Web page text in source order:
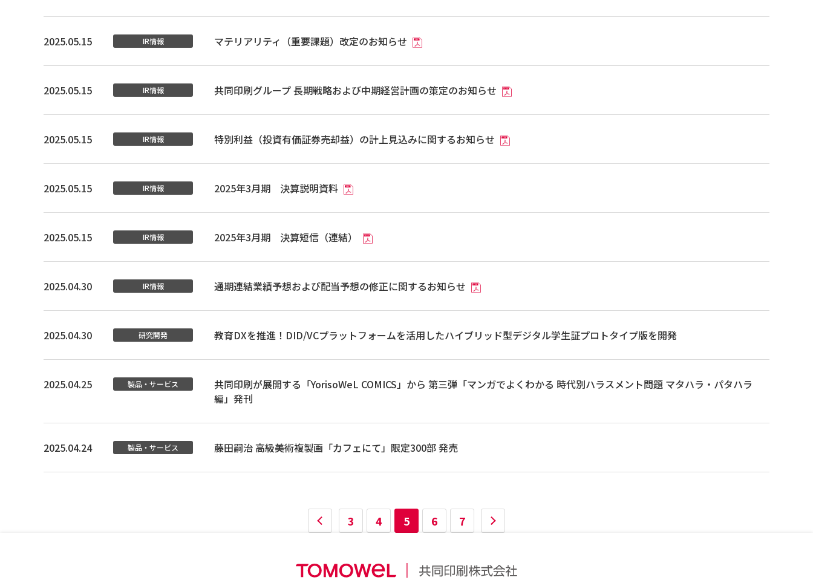
2025.05.15 IR情報 マテリアリティ（重要課題）改定のお知らせ
2025.05.15 IR情報 共同印刷グループ 長期戦略および中期経営計画の策定のお知らせ
2025.05.15 IR情報 特別利益（投資有価証券売却益）の計上見込みに関するお知らせ
2025.05.15 IR情報 2025年3月期 決算説明資料
2025.05.15 IR情報 2025年3月期 決算短信（連結）
2025.04.30 IR情報 通期連結業績予想および配当予想の修正に関するお知らせ
2025.04.30 研究開発 教育DXを推進！DID/VCプラットフォームを活用したハイブリッド型デジタル学生証プロトタイプ版を開発
2025.04.25 製品・サービス
共同印刷が展開する「YorisoWeL COMICS」から 第三弾「マンガでよくわかる 時代別ハラスメント問題 マタハラ・パタハラ
編」発刊
2025.04.24 製品・サービス 藤田嗣治 高級美術複製画「カフェにて」限定300部 発売
3 4 5 6 7